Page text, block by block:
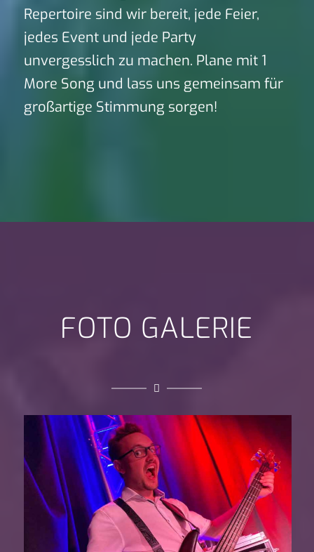
Repertoire sind wir bereit, jede Feier,
jedes Event und jede Party
unvergesslich zu machen. Plane mit 1
More Song und lass uns gemeinsam für
großartige Stimmung sorgen!
FOTO GALERIE